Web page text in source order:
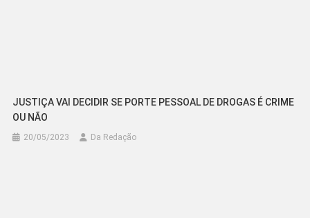
JUSTIÇA VAI DECIDIR SE PORTE PESSOAL DE DROGAS É CRIME
OU NÃO
20/05/2023 Da Redação